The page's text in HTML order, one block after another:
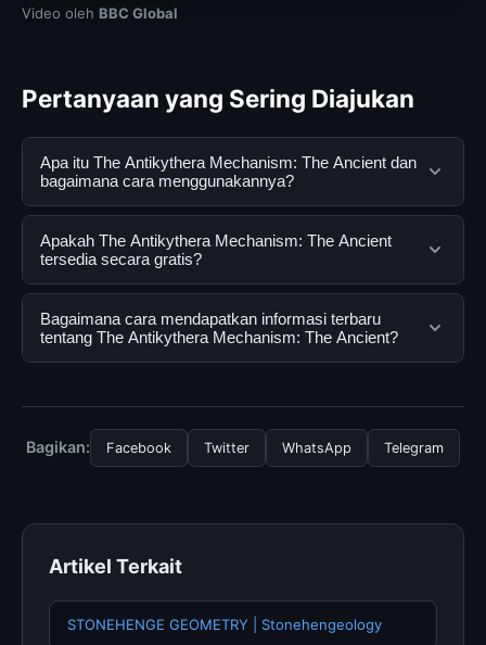
Video oleh BBC Global
Pertanyaan yang Sering Diajukan
Apa itu The Antikythera Mechanism: The Ancient dan
bagaimana cara menggunakannya?
The Antikythera Mechanism: The Ancient adalah
layanan digital yang dirancang untuk membantu
pengguna mendapatkan informasi lengkap dan
terpercaya. Anda dapat menggunakannya dengan
mengunjungi situs resmi dan mengikuti panduan yang
tersedia.
Apakah The Antikythera Mechanism: The Ancient
tersedia secara gratis?
Ya, The Antikythera Mechanism: The Ancient dapat
diakses secara gratis oleh semua pengguna. Tidak ada
biaya tersembunyi atau langganan yang diperlukan
Bagaimana cara mendapatkan informasi terbaru
tentang The Antikythera Mechanism: The Ancient?
mengunjungi halaman resmi kami secara berkala. Kami
selalu memperbarui konten dengan informasi terkini dan
Bagikan: Facebook Twitter WhatsApp Telegram
Artikel Terkait
STONEHENGE GEOMETRY | Stonehengeology